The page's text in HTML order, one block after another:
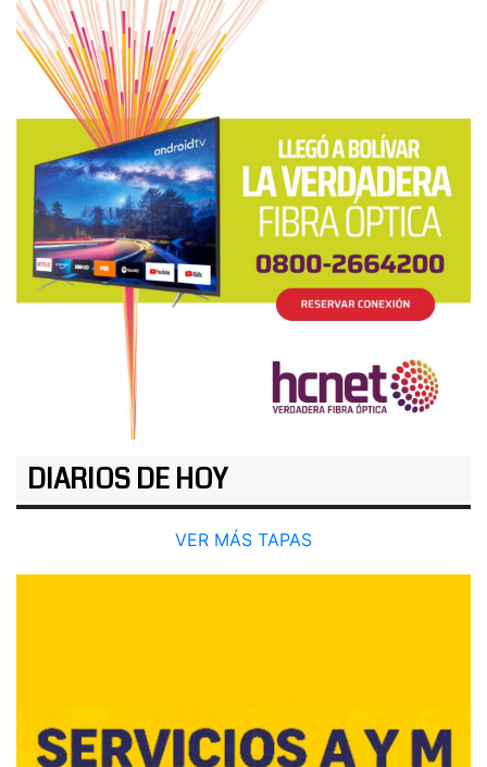
DIARIOS DE HOY
VER MÁS TAPAS